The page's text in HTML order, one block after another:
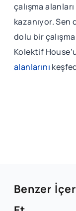
çalışma
kazanıyor.
dolu bir
Kolektif
alanlarını
Benzer